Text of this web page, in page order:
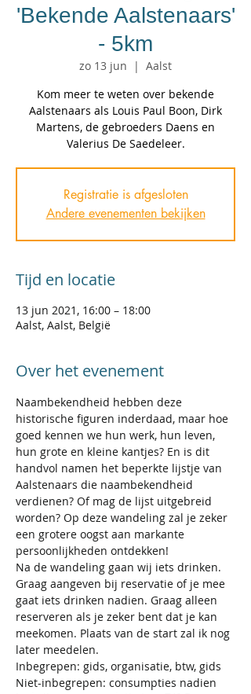
'Bekende Aalstenaars'
- 5km
zo 13 jun
  |
Aalst
Kom meer te weten over bekende
Aalstenaars als Louis Paul Boon, Dirk
Martens, de gebroeders Daens en
Valerius De Saedeleer.
Registratie is afgesloten
Andere evenementen bekijken
Tijd en locatie
13 jun 2021, 16:00 – 18:00
Aalst, Aalst, België
Over het evenement
Naambekendheid hebben deze
historische figuren inderdaad, maar hoe
goed kennen we hun werk, hun leven,
hun grote en kleine kantjes? En is dit
handvol namen het beperkte lijstje van
Aalstenaars die naambekendheid
verdienen? Of mag de lijst uitgebreid
worden? Op deze wandeling zal je zeker
een grotere oogst aan markante
persoonlijkheden ontdekken!
Na de wandeling gaan wij iets drinken.
Graag aangeven bij reservatie of je mee
gaat iets drinken nadien. Graag alleen
reserveren als je zeker bent dat je kan
meekomen. Plaats van de start zal ik nog
later meedelen.
Inbegrepen: gids, organisatie, btw, gids
Niet-inbegrepen: consumpties nadien